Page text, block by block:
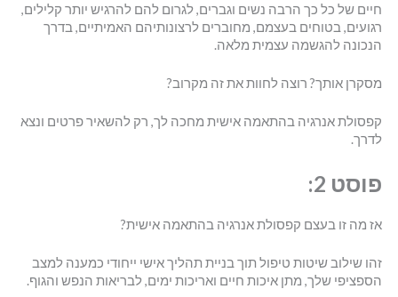
חיים של כל כך הרבה נשים וגברים, לגרום להם להרגיש יותר קלילים,
רגועים, בטוחים בעצמם, מחוברים לרצונותיהם האמיתיים, בדרך
הנכונה להגשמה עצמית מלאה.
מסקרן אותך? רוצה לחוות את זה מקרוב?
קפסולת אנרגיה בהתאמה אישית מחכה לך, רק להשאיר פרטים ונצא
לדרך.
פוסט 2:
אז מה זו בעצם קפסולת אנרגיה בהתאמה אישית?
זהו שילוב שיטות טיפול תוך בניית תהליך אישי ייחודי כמענה למצב
הספציפי שלך, מתן איכות חיים ואריכות ימים, לבריאות הנפש והגוף.